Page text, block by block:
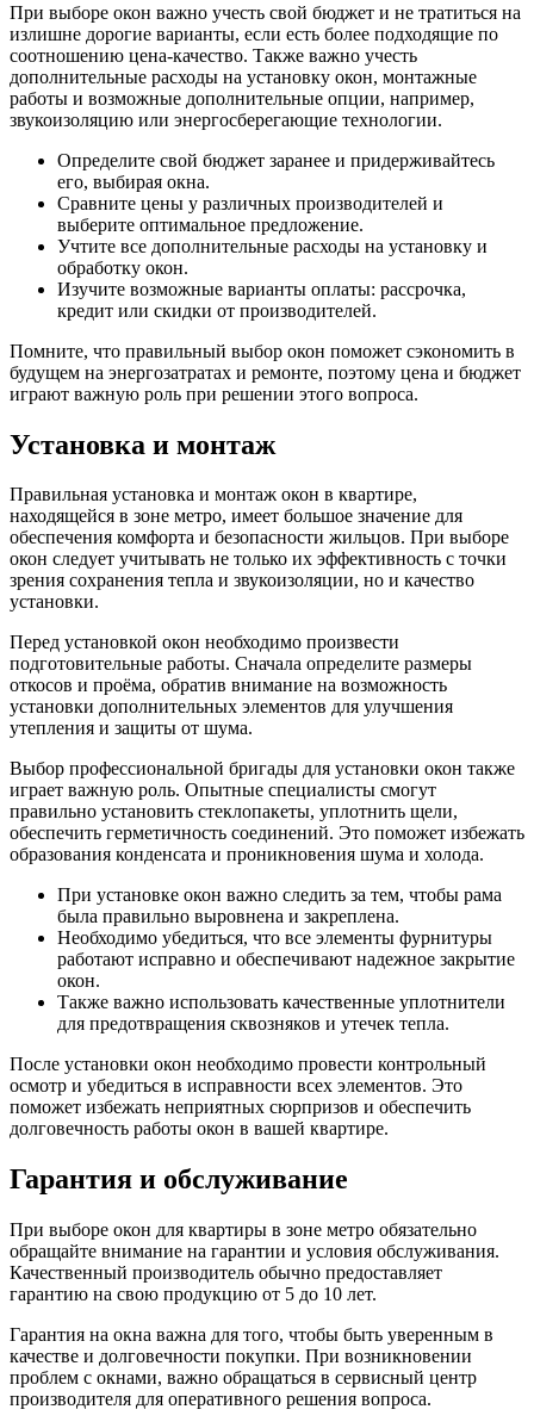
При выборе окон важно учесть свой бюджет и не тратиться на
излишне дорогие варианты, если есть более подходящие по
соотношению цена-качество. Также важно учесть
дополнительные расходы на установку окон, монтажные
работы и возможные дополнительные опции, например,
звукоизоляцию или энергосберегающие технологии.
Определите свой бюджет заранее и придерживайтесь
его, выбирая окна.
Сравните цены у различных производителей и
выберите оптимальное предложение.
Учтите все дополнительные расходы на установку и
обработку окон.
Изучите возможные варианты оплаты: рассрочка,
кредит или скидки от производителей.
Помните, что правильный выбор окон поможет сэкономить в
будущем на энергозатратах и ремонте, поэтому цена и бюджет
играют важную роль при решении этого вопроса.
Установка и монтаж
Правильная установка и монтаж окон в квартире,
находящейся в зоне метро, имеет большое значение для
обеспечения комфорта и безопасности жильцов. При выборе
окон следует учитывать не только их эффективность с точки
зрения сохранения тепла и звукоизоляции, но и качество
установки.
Перед установкой окон необходимо произвести
подготовительные работы. Сначала определите размеры
откосов и проёма, обратив внимание на возможность
установки дополнительных элементов для улучшения
утепления и защиты от шума.
Выбор профессиональной бригады для установки окон также
играет важную роль. Опытные специалисты смогут
правильно установить стеклопакеты, уплотнить щели,
обеспечить герметичность соединений. Это поможет избежать
образования конденсата и проникновения шума и холода.
При установке окон важно следить за тем, чтобы рама
была правильно выровнена и закреплена.
Необходимо убедиться, что все элементы фурнитуры
работают исправно и обеспечивают надежное закрытие
окон.
Также важно использовать качественные уплотнители
для предотвращения сквозняков и утечек тепла.
После установки окон необходимо провести контрольный
осмотр и убедиться в исправности всех элементов. Это
поможет избежать неприятных сюрпризов и обеспечить
долговечность работы окон в вашей квартире.
Гарантия и обслуживание
При выборе окон для квартиры в зоне метро обязательно
обращайте внимание на гарантии и условия обслуживания.
Качественный производитель обычно предоставляет
гарантию на свою продукцию от 5 до 10 лет.
Гарантия на окна важна для того, чтобы быть уверенным в
качестве и долговечности покупки. При возникновении
проблем с окнами, важно обращаться в сервисный центр
производителя для оперативного решения вопроса.